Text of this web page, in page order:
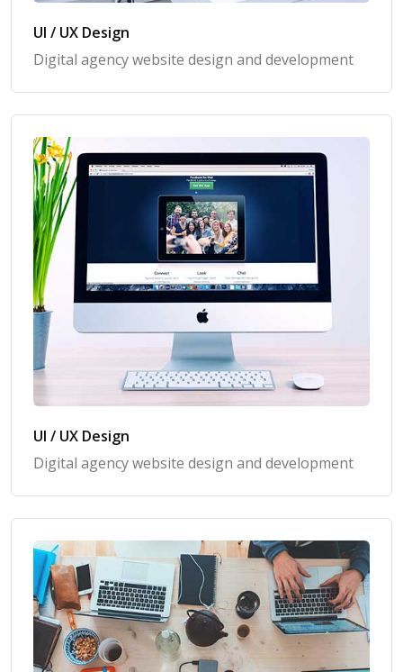
UI / UX Design
Digital agency website design and development
UI / UX Design
Digital agency website design and development